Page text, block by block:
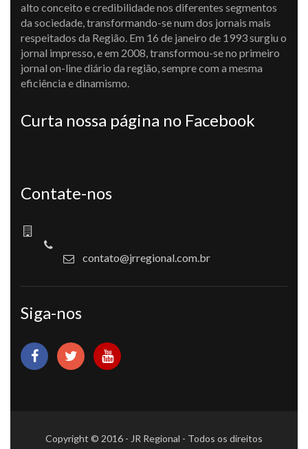
alto conceito e credibilidade nos diferentes segmentos
da sociedade, transformando-se num dos jornais mais
respeitados da Região. Em 16 de janeiro de 1993 surgiu o
jornal impresso, e em 2008, transformou-se no primeiro
jornal on-line diário da região, sempre com a mesma
eficiência e dinamismo.
Curta nossa página no Facebook
Contate-nos
contato@jrregional.com.br
Siga-nos
Copyright © 2016 - JR Regional - Todos os direitos